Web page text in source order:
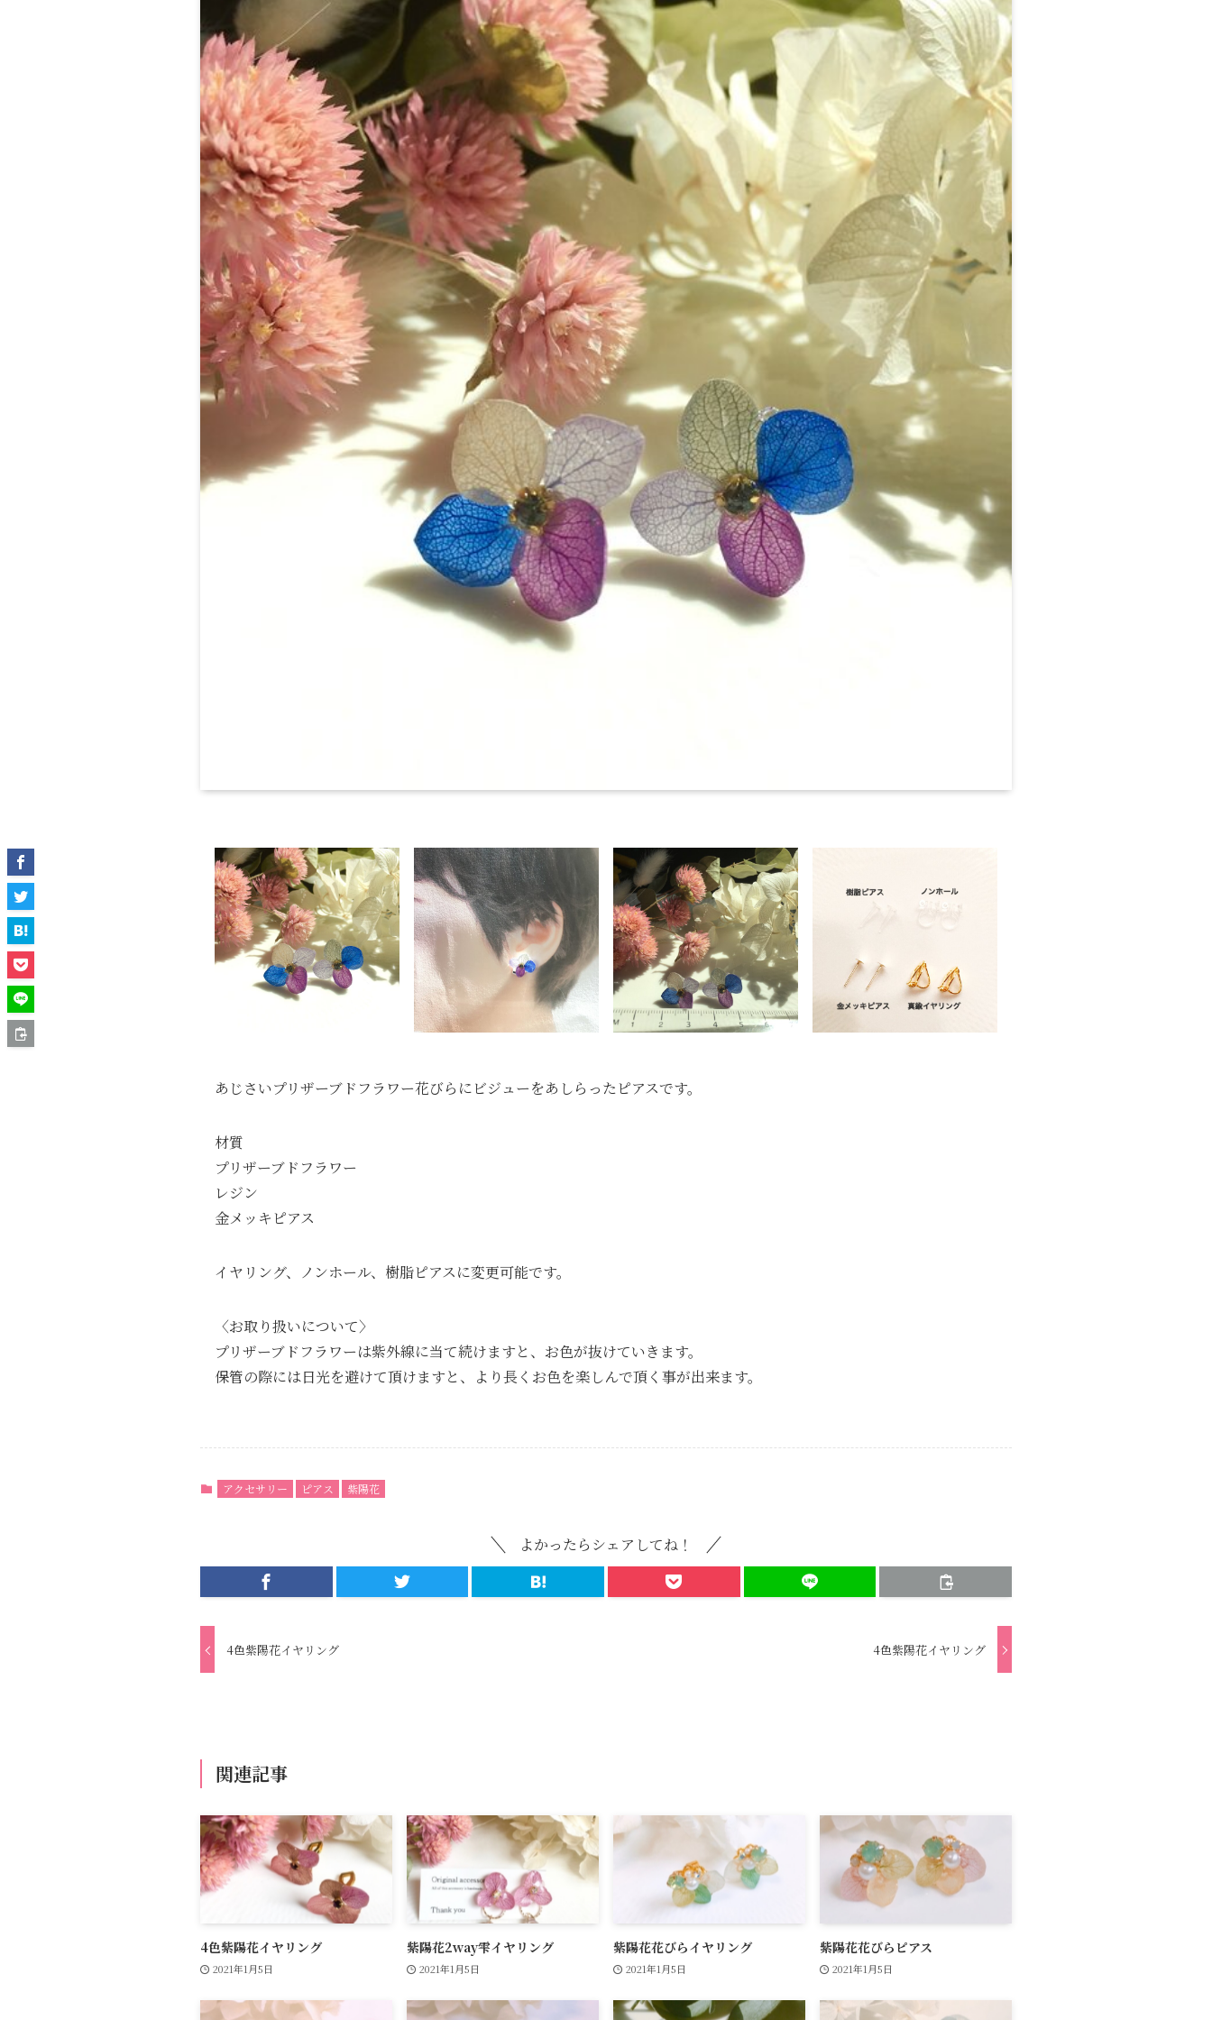
あじさいプリザーブドフラワー花びらにビジューをあしらったピアスです。
材質
プリザーブドフラワー
レジン
金メッキピアス
イヤリング、ノンホール、樹脂ピアスに変更可能です。
〈お取り扱いについて〉
プリザーブドフラワーは紫外線に当て続けますと、お色が抜けていきます。
保管の際には日光を避けて頂けますと、より長くお色を楽しんで頂く事が出来ます。
アクセサリー ピアス 紫陽花
よかったらシェアしてね！
4色紫陽花イヤリング 4色紫陽花イヤリング
関連記事
4色紫陽花イヤリング
2021年1月5日
紫陽花2way雫イヤリング
2021年1月5日
紫陽花花びらイヤリング
2021年1月5日
紫陽花花びらピアス
2021年1月5日